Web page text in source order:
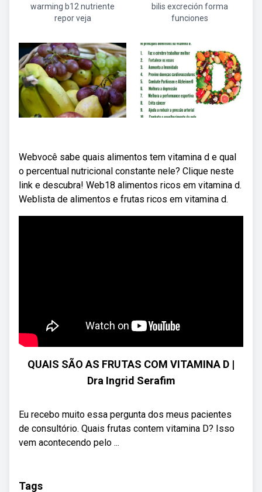
warming b12 nutriente
repor veja
bilis excreción forma
funciones
Webvocê sabe quais alimentos tem vitamina d e qual
o percentual nutricional constante nele? Clique neste
link e descubra! Web18 alimentos ricos em vitamina d.
Weblista de alimentos e frutas ricos em vitamina d.
QUAIS SÃO AS FRUTAS COM VITAMINA D |
Dra Ingrid Serafim
Eu recebo muito essa pergunta dos meus pacientes
de consultório. Quais frutas contem vitamina D? Isso
vem acontecendo pelo ...
Tags